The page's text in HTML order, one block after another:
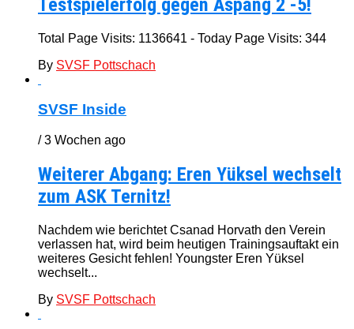
Testspielerfolg gegen Aspang 2 -5!
Total Page Visits: 1136641 - Today Page Visits: 344
By SVSF Pottschach
SVSF Inside
/ 3 Wochen ago
Weiterer Abgang: Eren Yüksel wechselt
zum ASK Ternitz!
Nachdem wie berichtet Csanad Horvath den Verein
verlassen hat, wird beim heutigen Trainingsauftakt ein
weiteres Gesicht fehlen! Youngster Eren Yüksel
wechselt...
By SVSF Pottschach